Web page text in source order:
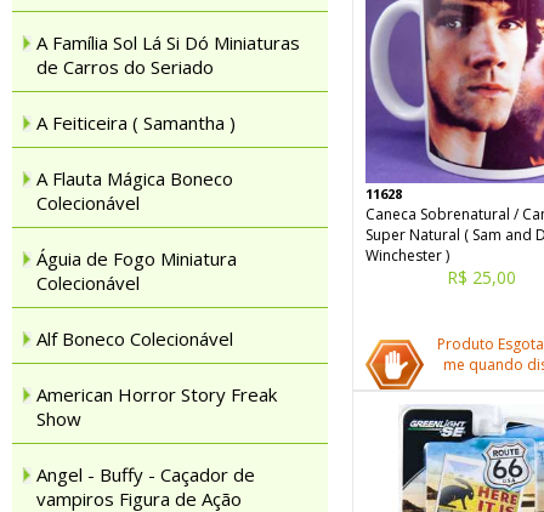
A Família Sol Lá Si Dó Miniaturas
de Carros do Seriado
A Feiticeira ( Samantha )
A Flauta Mágica Boneco
Colecionável
Águia de Fogo Miniatura
Colecionável
Alf Boneco Colecionável
American Horror Story Freak
Show
Angel - Buffy - Caçador de
vampiros Figura de Ação
11628
Caneca Sobrenatural /
Super Natural ( Sam and
Winchester )
R$ 25,00
Produto
me quando